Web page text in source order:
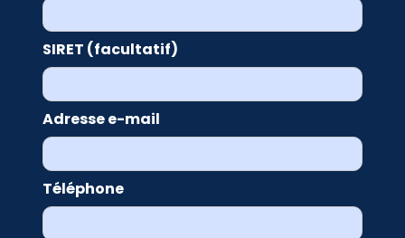
SIRET (facultatif)
Adresse e-mail
Téléphone